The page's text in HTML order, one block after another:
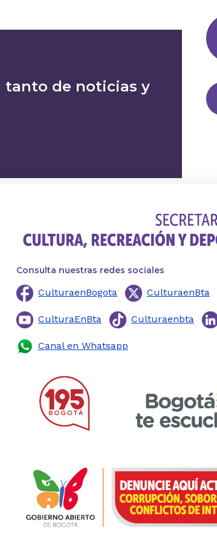
tanto de noticias y
Consulta nuestras redes sociales
CulturaenBogota CulturaenBta
CulturaEnBta Culturaenbta
Canal en Whatsapp